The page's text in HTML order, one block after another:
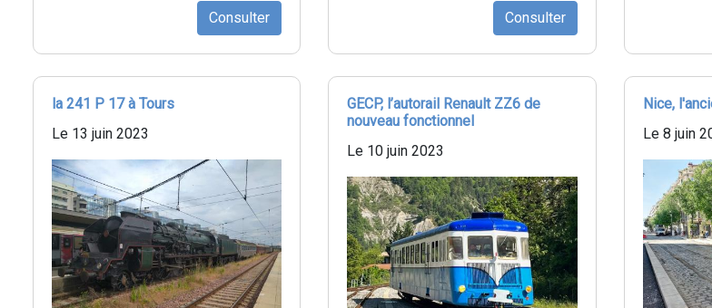
Consulter Consulter
la 241 P 17 à Tours
Le 13 juin 2023
GECP, l’autorail Renault ZZ6 de
nouveau fonctionnel
Le 10 juin 2023
Nice,
Le 8 juin